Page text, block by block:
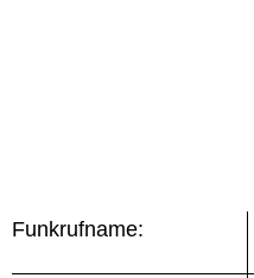
Funkrufname: